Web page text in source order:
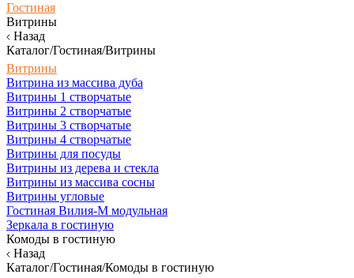
Гостиная
Витрины
Назад
Каталог/Гостиная/Витрины
Витрины
Витрина из массива дуба
Витрины 1 створчатые
Витрины 2 створчатые
Витрины 3 створчатые
Витрины 4 створчатые
Витрины для посуды
Витрины из дерева и стекла
Витрины из массива сосны
Витрины угловые
Гостиная Вилия-М модульная
Зеркала в гостиную
Комоды в гостиную
Назад
Каталог/Гостиная/Комоды в гостиную